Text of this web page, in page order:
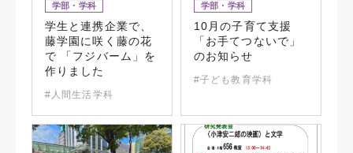
学部・学科
学生と連携企業で、
藤学園に咲く藤の花
で 「フジバーム」を
作りました
#人間生活学科
学部・学科
10月の子育て支援
「お手てつないで」
のお知らせ
#子ども教育学科